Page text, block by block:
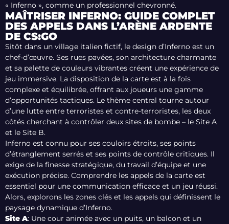
« Inferno », comme un professionnel chevronné.
MAÎTRISER INFERNO: GUIDE COMPLET
DES APPELS DANS L’ARÈNE ARDENTE
DE CS:GO
Sitôt dans un village italien fictif, le design d’Inferno est un
chef-d’œuvre. Ses rues pavées, son architecture charmante
et sa palette de couleurs vibrantes créent une expérience de
jeu immersive. La disposition de la carte est à la fois
complexe et équilibrée, offrant aux joueurs une gamme
d’opportunités tactiques. Le thème central tourne autour
d’une lutte entre terroristes et contre-terroristes, les deux
côtés cherchant à contrôler deux sites de bombe – le Site A
et le Site B.
Inferno est connu pour ses couloirs étroits, ses points
d’étranglement serrés et ses points de contrôle critiques. Il
exige de la finesse stratégique, du travail d’équipe et une
exécution précise. Comprendre les appels de la carte est
essentiel pour une communication efficace et un jeu réussi.
Alors, explorons les zones clés et les appels qui définissent le
paysage dynamique d’Inferno.
Site A: Une cour animée avec un puits, un balcon et un